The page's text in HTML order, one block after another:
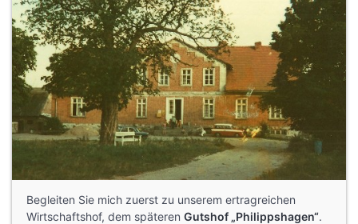
Begleiten Sie mich zuerst zu unserem ertragreichen
Wirtschaftshof, dem späteren Gutshof „Philippshagen“.